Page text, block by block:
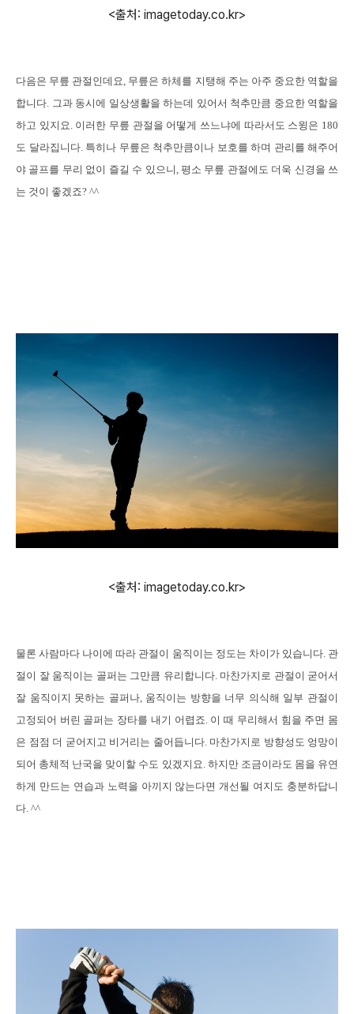
<출처: imagetoday.co.kr>
다음은 무릎 관절인데요 무릎은 하체를 지탱해 주는 아주 중요한 역할을
합니다 그과 동시에 일상생활을 하는데 있어서 척추만큼 중요한 역할을
하고 있지요 이러한 무릎 관절을 어떻게 쓰느냐에 따라서도 스윙은 180
도 달라집니다. 특히나 무릎은 척추만큼이나 보호를 하며 관리를 해주어
야 골프를 무리 없이 즐길 수 있으니 평소 무릎 관절에도 더욱 신경을 쓰
는 것이 좋겠죠? ^^
<출처: imagetoday.co.kr>
물론 사람마다 나이에 따라 관절이 움직이는 정도는 차이가 있습니다. 관
절이 잘 움직이는 골퍼는 그만큼 유리합니다. 마찬가지로 관절이 굳어서
잘 움직이지 못하는 골퍼나, 움직이는 방향을 너무 의식해 일부 관절이
고정되어 버린 골퍼는 장타를 내기 어렵죠 이 때 무리해서 힘을 주면 몸
은 점점 더 굳어지고 비거리는 줄어듭니다. 마찬가지로 방향성도 엉망이
되어 총체적 난국을 맞이할 수도 있겠지요 하지만 조금이라도 몸을 유연
하게 만드는 연습과 노력을 아끼지 않는다면 개선될 여지도 충분하답니
다 . ^^